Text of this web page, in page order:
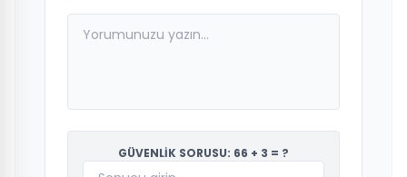
GÜVENLİK SORUSU: 66 + 3 = ?